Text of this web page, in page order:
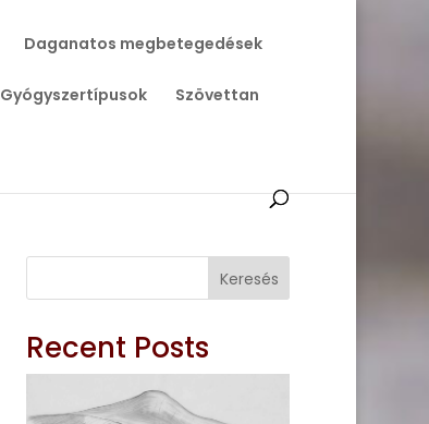
Daganatos megbetegedések
Gyógyszertípusok Szövettan
Keresés
Recent Posts